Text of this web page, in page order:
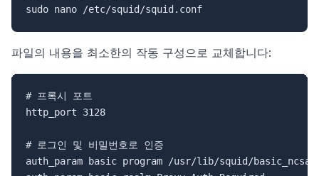
파일의 내용을 최소한의 작동 구성으로 교체합니다:
# 프록시 포트
http_port 3128
# 로그인 및 비밀번호로 인증
auth_param basic program /usr/lib/squid/